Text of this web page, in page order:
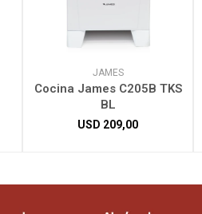
JAMES
Cocina James C205B TKS
BL
USD 209,00